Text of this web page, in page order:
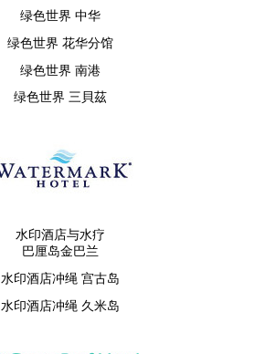
绿色世界 中华
绿色世界 花华分馆
绿色世界 南港
绿色世界 三貝茲
水印酒店与水疗
巴厘岛金巴兰
水印酒店冲绳 宫古岛
水印酒店冲绳 久米岛